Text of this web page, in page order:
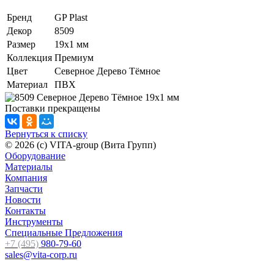
Бренд
GP Plast
Декор
8509
Размер
19x1 мм
Коллекция Премиум
Цвет
Северное Дерево Тёмное
Материал
ПВХ
Поставки прекращены
Вернуться к списку
© 2026 (c) VITA-group (Вита Групп)
Оборудование
Материалы
Компания
Запчасти
Новости
Контакты
Инструменты
Специальные Предложения
+7 (495) 980-79-60
sales@vita-corp.ru